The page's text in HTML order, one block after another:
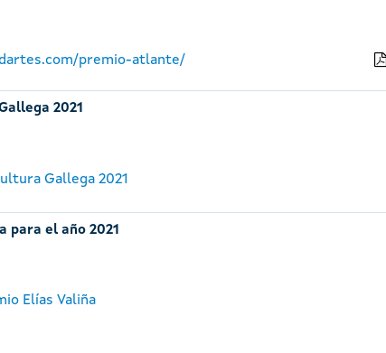
premio-atlante/
2021
Gallega 2021
para el año 2021
Elías Valiña